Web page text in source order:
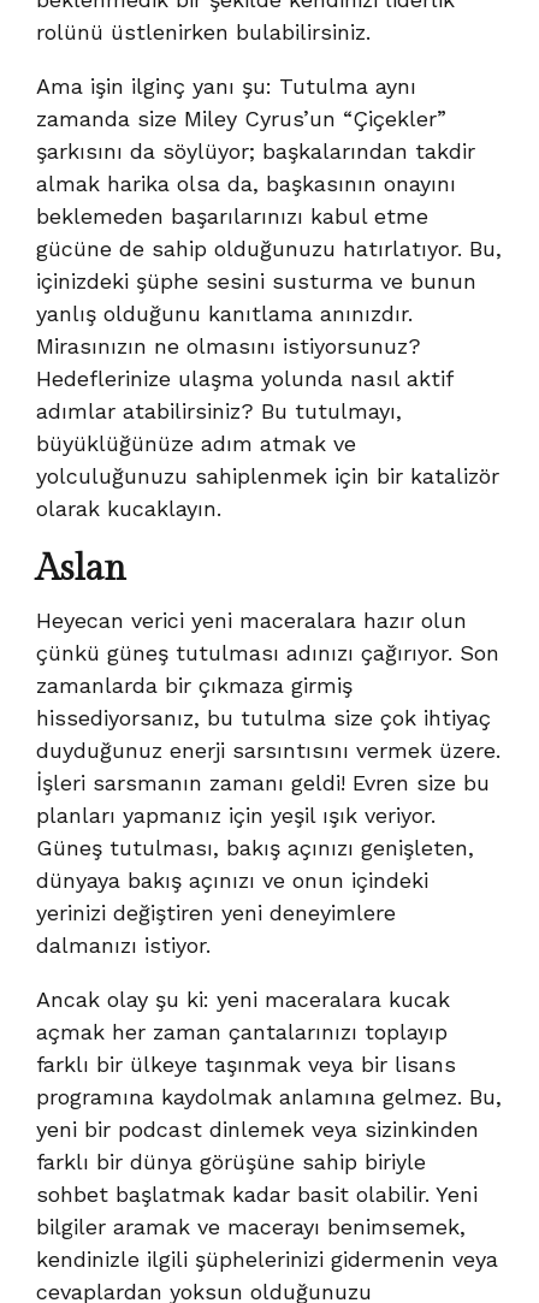
rolünü üstlenirken bulabilirsiniz.
Ama işin ilginç yanı şu: Tutulma aynı
zamanda size Miley Cyrus’un “Çiçekler”
şarkısını da söylüyor; başkalarından takdir
almak harika olsa da, başkasının onayını
beklemeden başarılarınızı kabul etme
gücüne de sahip olduğunuzu hatırlatıyor. Bu,
içinizdeki şüphe sesini susturma ve bunun
yanlış olduğunu kanıtlama anınızdır.
Mirasınızın ne olmasını istiyorsunuz?
Hedeflerinize ulaşma yolunda nasıl aktif
adımlar atabilirsiniz? Bu tutulmayı,
büyüklüğünüze adım atmak ve
yolculuğunuzu sahiplenmek için bir katalizör
olarak kucaklayın.
Aslan
Heyecan verici yeni maceralara hazır olun
çünkü güneş tutulması adınızı çağırıyor. Son
zamanlarda bir çıkmaza girmiş
hissediyorsanız, bu tutulma size çok ihtiyaç
duyduğunuz enerji sarsıntısını vermek üzere.
İşleri sarsmanın zamanı geldi! Evren size bu
planları yapmanız için yeşil ışık veriyor.
Güneş tutulması, bakış açınızı genişleten,
dünyaya bakış açınızı ve onun içindeki
yerinizi değiştiren yeni deneyimlere
dalmanızı istiyor.
Ancak olay şu ki: yeni maceralara kucak
açmak her zaman çantalarınızı toplayıp
farklı bir ülkeye taşınmak veya bir lisans
programına kaydolmak anlamına gelmez. Bu,
yeni bir podcast dinlemek veya sizinkinden
farklı bir dünya görüşüne sahip biriyle
sohbet başlatmak kadar basit olabilir. Yeni
bilgiler aramak ve macerayı benimsemek,
kendinizle ilgili şüphelerinizi gidermenin veya
cevaplardan yoksun olduğunuzu